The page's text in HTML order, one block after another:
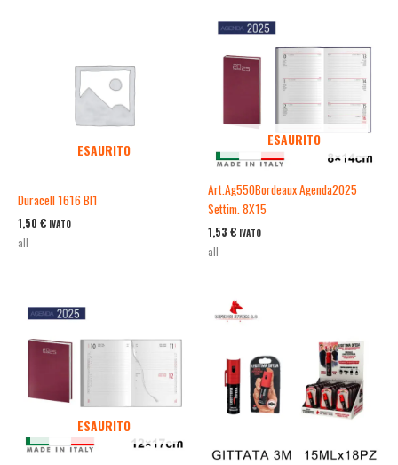
ESAURITO
Duracell 1616 Bl1
1,50 € IVATO
all
ESAURITO
Art.Ag550Bordeaux Agenda2025
Settim. 8X15
1,53 € IVATO
all
ESAURITO